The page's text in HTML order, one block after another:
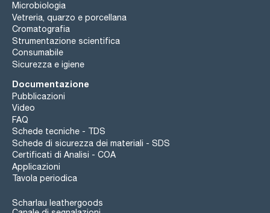
Microbiologia
Vetreria, quarzo e porcellana
Cromatografia
Strumentazione scientifica
Consumabile
Sicurezza e igiene
Documentazione
Pubblicazioni
Video
FAQ
Schede tecniche - TDS
Schede di sicurezza dei materiali - SDS
Certificati di Analisi - COA
Applicazioni
Tavola periodica
Scharlau leathergoods